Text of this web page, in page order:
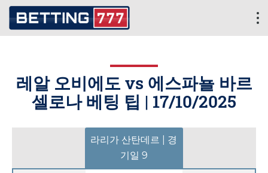
레알 오비에도 vs 에스파뇰 바르
셀로나 베팅 팁 | 17/10/2025
라리가 산탄데르 | 경
기일 9